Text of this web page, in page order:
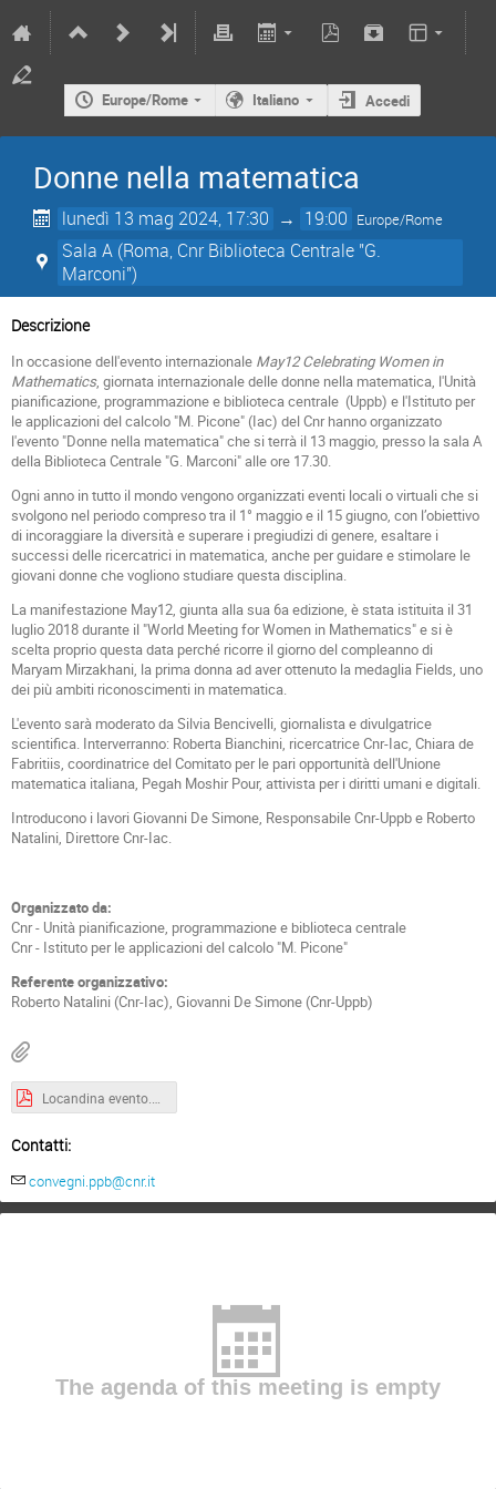
Europe/Rome Italiano Accedi
Donne nella matematica
lunedì 13 mag 2024, 17:30 → 19:00 Europe/Rome
Sala A (Roma, Cnr Biblioteca Centrale "G.
Marconi")
Descrizione
In occasione dell'evento internazionale May12 Celebrating Women in
Mathematics, giornata internazionale delle donne nella matematica, l'Unità
pianificazione, programmazione e biblioteca centrale (Uppb) e l'Istituto per
le applicazioni del calcolo "M. Picone" (Iac) del Cnr hanno organizzato
l'evento "Donne nella matematica" che si terrà il 13 maggio, presso la sala A
della Biblioteca Centrale "G. Marconi" alle ore 17.30.
Ogni anno in tutto il mondo vengono organizzati eventi locali o virtuali che si
svolgono nel periodo compreso tra il 1° maggio e il 15 giugno, con l’obiettivo
di incoraggiare la diversità e superare i pregiudizi di genere, esaltare i
successi delle ricercatrici in matematica, anche per guidare e stimolare le
giovani donne che vogliono studiare questa disciplina.
La manifestazione May12, giunta alla sua 6a edizione, è stata istituita il 31
luglio 2018 durante il "World Meeting for Women in Mathematics" e si è
scelta proprio questa data perché ricorre il giorno del compleanno di
Maryam Mirzakhani, la prima donna ad aver ottenuto la medaglia Fields, uno
dei più ambiti riconoscimenti in matematica.
L'evento sarà moderato da Silvia Bencivelli, giornalista e divulgatrice
scientifica. Interverranno: Roberta Bianchini, ricercatrice Cnr-Iac, Chiara de
Fabritiis, coordinatrice del Comitato per le pari opportunità dell'Unione
matematica italiana, Pegah Moshir Pour, attivista per i diritti umani e digitali.
Introducono i lavori Giovanni De Simone, Responsabile Cnr-Uppb e Roberto
Natalini, Direttore Cnr-Iac.
Organizzato da:
Cnr - Unità pianificazione, programmazione e biblioteca centrale
Cnr - Istituto per le applicazioni del calcolo "M. Picone"
Referente organizzativo:
Roberto Natalini (Cnr-Iac), Giovanni De Simone (Cnr-Uppb)
Contatti:
convegni.ppb@cnr.it
The agenda of this meeting is empty